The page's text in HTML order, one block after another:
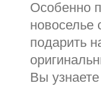
Особенно
новоселье
подарить
Вы узнаете